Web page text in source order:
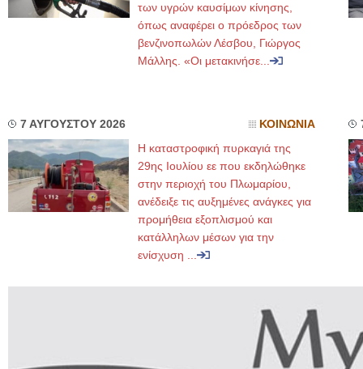
των υγρών καυσίμων κίνησης,
όπως αναφέρει ο πρόεδρος των
βενζινοπωλών Λέσβου, Γιώργος
Μάλλης. «Οι μετακινήσε...
7 ΑΥΓΟΥΣΤΟΥ 2026 ΚΟΙΝΩΝΙΑ
Η καταστροφική πυρκαγιά της
29ης Ιουλίου εε που εκδηλώθηκε
στην περιοχή του Πλωμαρίου,
ανέδειξε τις αυξημένες ανάγκες για
προμήθεια εξοπλισμού και
κατάλληλων μέσων για την
ενίσχυση ...